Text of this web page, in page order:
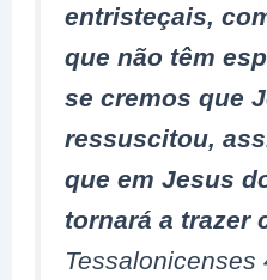
entristeçais,
que não têm
se cremos que
ressuscitou,
que em Jesus
tornará a trazer
Tessalonicenses